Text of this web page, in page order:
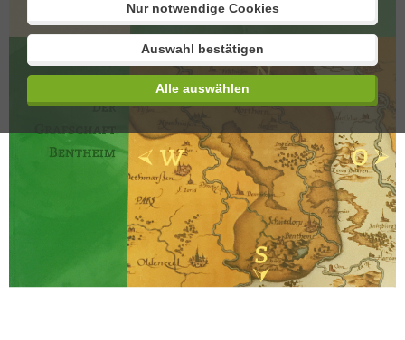
Nur notwendige Cookies
Auswahl bestätigen
Alle auswählen